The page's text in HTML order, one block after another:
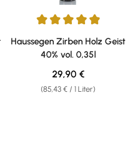
4.65 von 5 Sternen
Durchschnittliche Bewertung
Haussegen Zirben Holz Geist
40% vol. 0,35l
(85,43 € / 1 Liter)
Regulärer Preis:
29,90 €